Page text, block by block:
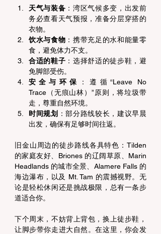
天气与装备 ：湾区气候多变，出发前
务必查看天气预报，准备分层穿搭的
衣物。
饮水与食物 ：携带充足的水和能量零
食，避免体力不支。
合适的鞋子 ：选择舒适的徒步鞋，避
免脚部受伤。
安全与环保
：遵循“Leave No
Trace（无痕山林）”原则，将垃圾带
走，尊重自然环境。
时间规划 ：部分路线较长，建议早晨
出发，确保有足够时间往返。
旧金山周边的徒步路线各具特色：Tilden
的家庭友好、Briones 的辽阔草原、Marin
Headlands 的城市全景、Alamere Falls 的
海边瀑布，以及 Mt. Tam 的震撼视野。无
论是轻松休闲还是挑战极限，总有一条步
道适合你。
下个周末，不妨背上背包，换上徒步鞋，
让脚步带你走进大自然。在这里，你会发